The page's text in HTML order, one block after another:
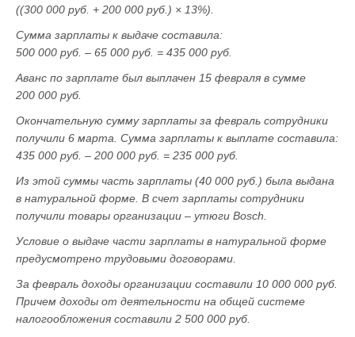
((300 000 руб. + 200 000 руб.) × 13%).
Сумма зарплаты к выдаче составила:
500 000 руб. – 65 000 руб. = 435 000 руб.
Аванс по зарплате был выплачен 15 февраля в сумме
200 000 руб.
Окончательную сумму зарплаты за февраль сотрудники
получили 6 марта. Сумма зарплаты к выплате составила:
435 000 руб. – 200 000 руб. = 235 000 руб.
Из этой суммы часть зарплаты (40 000 руб.) была выдана
в натуральной форме. В счет зарплаты сотрудники
получили товары организации – утюги Bosch.
Условие о выдаче части зарплаты в натуральной форме
предусмотрено трудовыми договорами.
За февраль доходы организации составили 10 000 000 руб.
Причем доходы от деятельности на общей системе
налогообложения составили 2 500 000 руб.